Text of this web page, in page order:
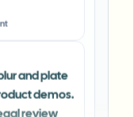
and plate
demos.
review